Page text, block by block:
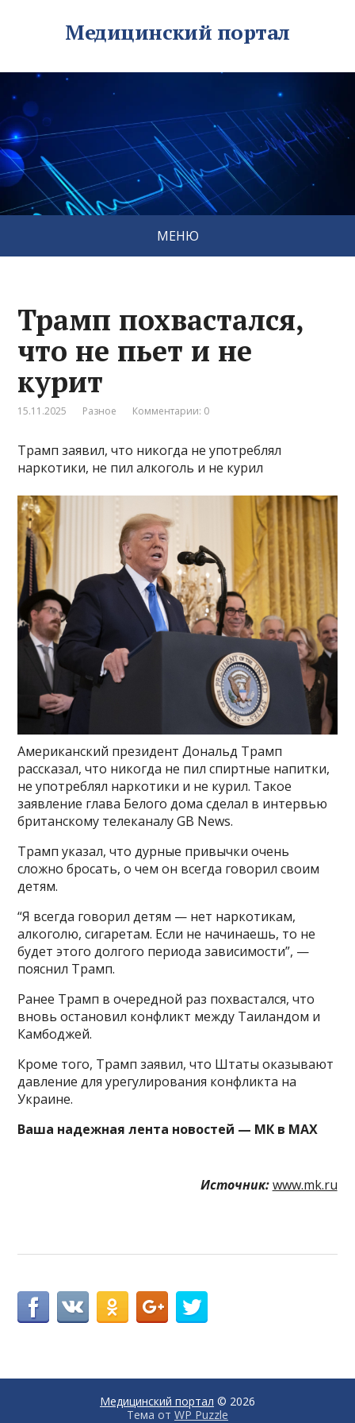
Медицинский портал
МЕНЮ
Трамп похвастался,
что не пьет и не
курит
15.11.2025 Разное Комментарии: 0
Трамп заявил, что никогда не употреблял
наркотики, не пил алкоголь и не курил
Американский президент Дональд Трамп
рассказал, что никогда не пил спиртные напитки,
не употреблял наркотики и не курил. Такое
заявление глава Белого дома сделал в интервью
британскому телеканалу GB News.
Трамп указал, что дурные привычки очень
сложно бросать, о чем он всегда говорил своим
детям.
“Я всегда говорил детям — нет наркотикам,
алкоголю, сигаретам. Если не начинаешь, то не
будет этого долгого периода зависимости”, —
пояснил Трамп.
Ранее Трамп в очередной раз похвастался, что
вновь остановил конфликт между Таиландом и
Камбоджей.
Кроме того, Трамп заявил, что Штаты оказывают
давление для урегулирования конфликта на
Украине.
Ваша надежная лента новостей — МК в MAX
Источник: www.mk.ru
Медицинский портал © 2026
Тема от WP Puzzle